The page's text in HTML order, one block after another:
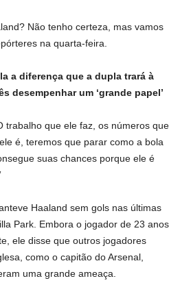
Não tenho certeza, mas vamos
na quarta-feira.
a diferença que a dupla trará à
desempenhar um ‘grande papel’
trabalho que ele faz, os números que
é, teremos que parar como a bola
suas chances porque ele é
Haaland sem gols nas últimas
Park. Embora o jogador de 23 anos
ele disse que outros jogadores
como o capitão do Arsenal,
uma grande ameaça.